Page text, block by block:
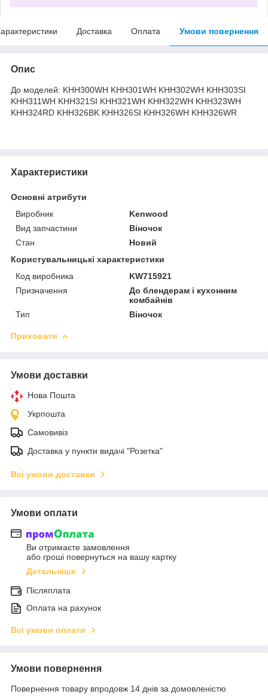
Доставка Оплата Умови повернення
Опис
До моделей: KHH300WH KHH301WH KHH302WH KHH303SI
KHH311WH KHH321SI KHH321WH KHH322WH KHH323WH
KHH324RD KHH326BK KHH326SI KHH326WH KHH326WR
Характеристики
Основні атрибути
Виробник
Kenwood
Вид запчастини
Віночок
Стан
Новий
Користувальницькі характеристики
Код виробника
KW715921
Призначення
До блендерам і кухонним
комбайнів
Тип
Віночок
Приховати
Умови доставки
Нова Пошта
Укрпошта
Самовивіз
Доставка у пункти видачі "Розетка"
Всі умови доставки
Умови оплати
Ви отримаєте замовлення
або гроші повернуться на вашу картку
Детальніше
Післяплата
Оплата на рахунок
Всі умови оплати
Умови повернення
Повернення товару впродовж 14 днів за домовленістю